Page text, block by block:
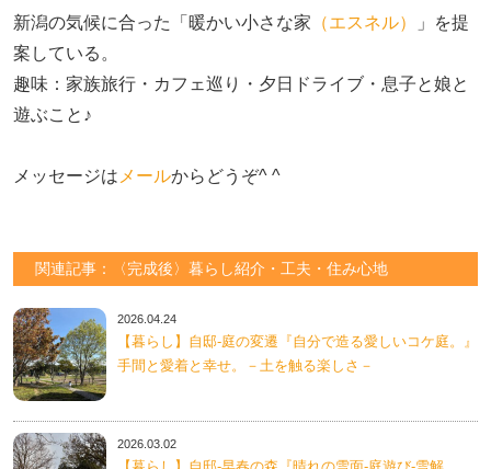
新潟の気候に合った「暖かい小さな家 （エスネル）
」を提
案している。
趣味：家族旅行・カフェ巡り・夕日ドライブ・息子と娘と
遊ぶこと♪
メッセージは メールからどうぞ^ ^
関連記事：〈完成後〉暮らし紹介・工夫・住み心地
2026.04.24
【暮らし】自邸-庭の変遷『自分で造る愛しいコケ庭。』
手間と愛着と幸せ。－土を触る楽しさ－
2026.03.02